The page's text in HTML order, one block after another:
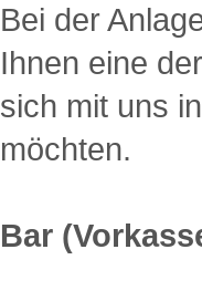
Bei der
Ihnen eine
sich mit uns
möchten.
Bar